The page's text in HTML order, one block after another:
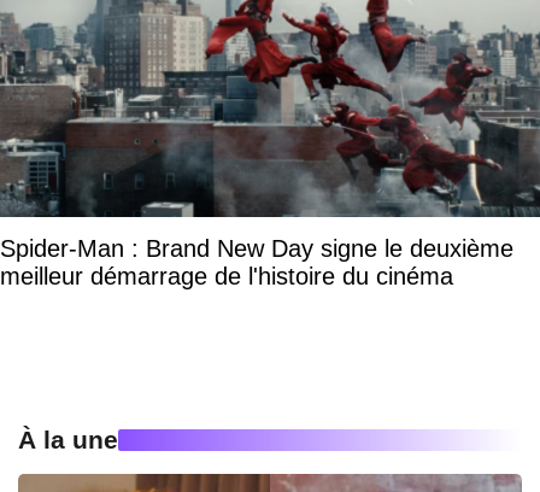
Spider-Man : Brand New Day signe le deuxième
meilleur démarrage de l'histoire du cinéma
À la une